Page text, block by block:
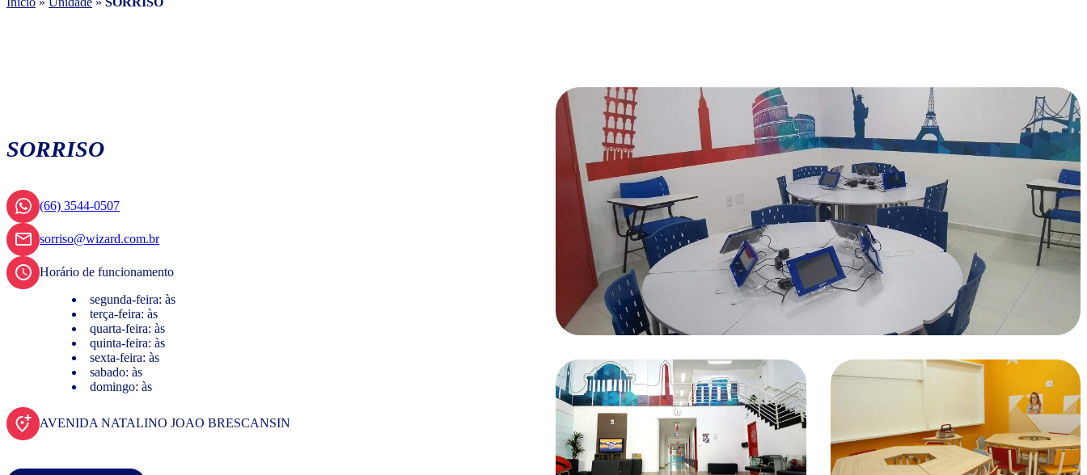
SORRISO
(66) 3544-0507
sorriso@wizard.com.br
Horário de funcionamento
segunda-feira: às
terça-feira: às
quarta-feira: às
quinta-feira: às
sexta-feira: às
sabado: às
domingo: às
AVENIDA NATALINO JOAO BRESCANSIN